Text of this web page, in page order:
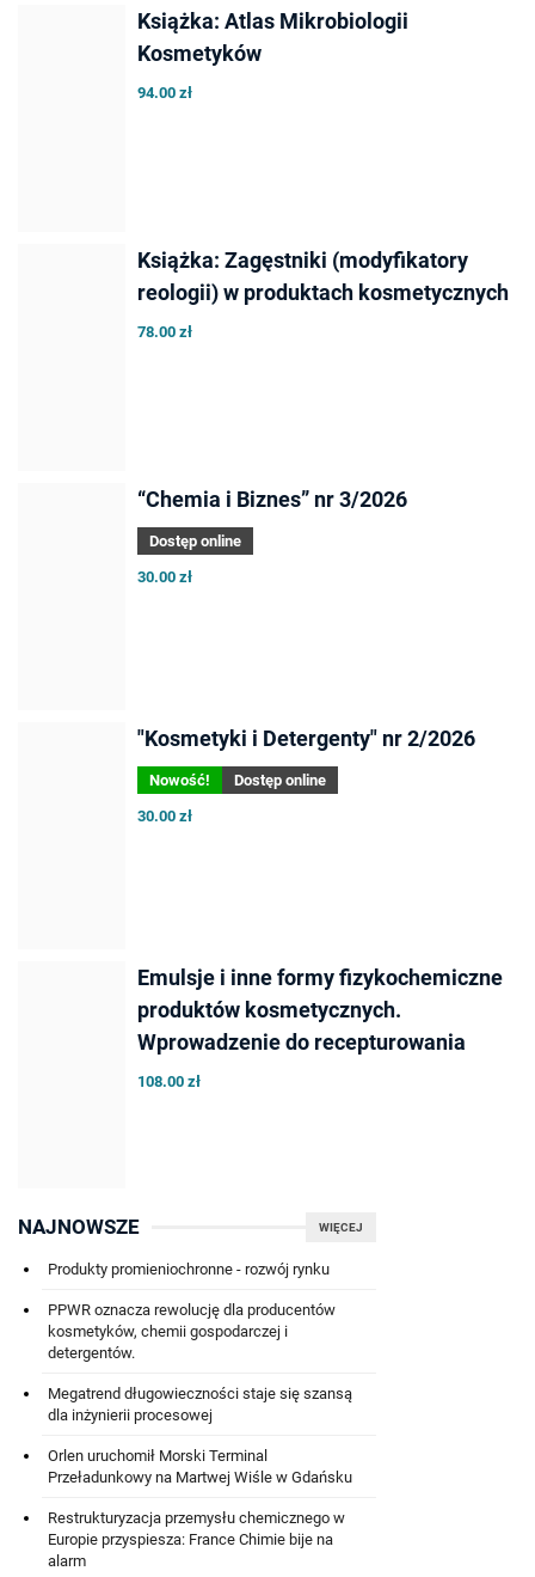
Książka: Atlas Mikrobiologii
Kosmetyków
94.00 zł
Książka: Zagęstniki (modyfikatory
reologii) w produktach kosmetycznych
78.00 zł
“Chemia i Biznes” nr 3/2026
Dostęp online
30.00 zł
"Kosmetyki i Detergenty" nr 2/2026
Nowość!
Dostęp online
30.00 zł
Emulsje i inne formy fizykochemiczne
produktów kosmetycznych.
Wprowadzenie do recepturowania
108.00 zł
WIĘCEJ
NAJNOWSZE
Produkty promieniochronne - rozwój rynku
PPWR oznacza rewolucję dla producentów
kosmetyków, chemii gospodarczej i
detergentów.
Megatrend długowieczności staje się szansą
dla inżynierii procesowej
Orlen uruchomił Morski Terminal
Przeładunkowy na Martwej Wiśle w Gdańsku
Restrukturyzacja przemysłu chemicznego w
Europie przyspiesza: France Chimie bije na
alarm